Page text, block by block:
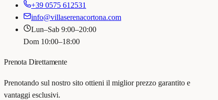
+39 0575 612531
info@villaserenacortona.com
Lun–Sab 9:00–20:00
Dom 10:00–18:00
Prenota Direttamente
Prenotando sul nostro sito ottieni il miglior prezzo garantito e
vantaggi esclusivi.